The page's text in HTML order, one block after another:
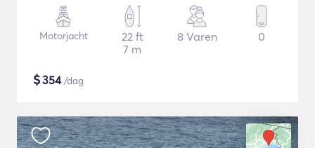
Motorjacht
22 ft
7 m
8 Varen 0
$354/dag